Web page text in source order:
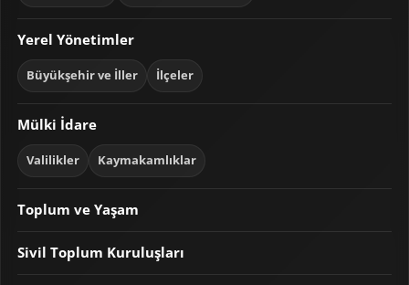
Yerel Yönetimler
Büyükşehir ve İller İlçeler
Mülki İdare
Valilikler Kaymakamlıklar
Toplum ve Yaşam
Sivil Toplum Kuruluşları